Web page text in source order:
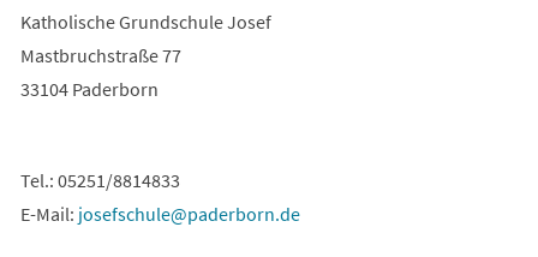
Katholische Grundschule Josef
Mastbruchstraße 77
33104 Paderborn
Tel.: 05251/8814833
E-Mail: josefschule paderborn de